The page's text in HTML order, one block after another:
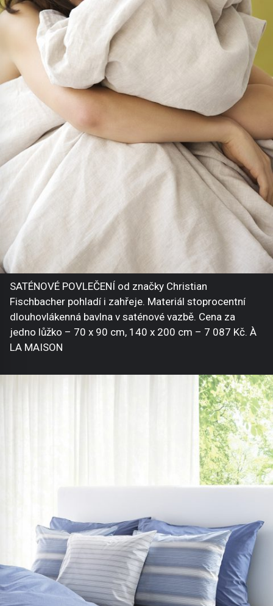
SATÉNOVÉ POVLEČENÍ od značky Christian
Fischbacher pohladí i zahřeje. Materiál stoprocentní
dlouhovlákenná bavlna v saténové vazbě. Cena za
jedno lůžko – 70 x 90 cm, 140 x 200 cm – 7 087 Kč. À
LA MAISON